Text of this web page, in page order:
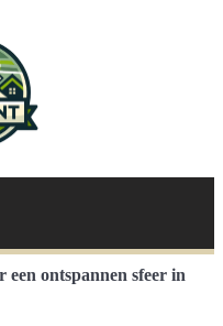
een ontspannen sfeer in